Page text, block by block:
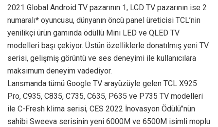
2021 Global Android TV pazarının 1, LCD TV pazarının ise 2
numaralı* oyuncusu, dünyanın öncü panel üreticisi TCL’nin
yenilikçi ürün gamında ödüllü Mini LED ve QLED TV
modelleri başı çekiyor. Üstün özelliklerle donatılmış yeni TV
serisi, gelişmiş görüntü ve ses deneyimi ile kullanıcılara
maksimum deneyim vadediyor.
Lansmanda tümü Google TV arayüzüyle gelen TCL X925
Pro, C935, C835, C735, C635, P635 ve P735 TV modelleri
ile C-Fresh klima serisi, CES 2022 İnovasyon Ödülü’’nün
sahibi Sweeva serisinin yeni 6000M ve 6500M isimli moplu